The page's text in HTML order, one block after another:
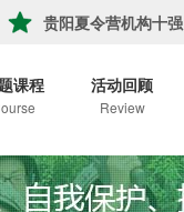
贵阳夏令营机构十强
课程 活动回顾
Review